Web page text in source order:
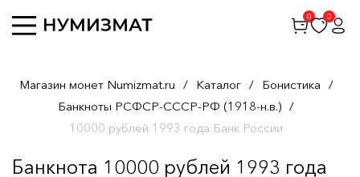
0 0
Магазин монет Numizmat.ru / Каталог / Бонистика /
Банкноты РСФСР-СССР-РФ (1918-н.в.) /
10000 рублей 1993 года Банк России
Банкнота 10000 рублей 1993 года